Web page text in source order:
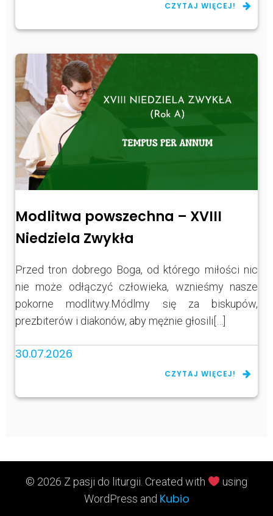
CZYTAJ WIĘCEJ!
Modlitwa powszechna – XVIII
Niedziela Zwykła
Przed tron dobrego Boga, od którego miłości nic
nie może odłączyć człowieka, wznieśmy nasze
pokorne modlitwy.Módlmy się za biskupów,
prezbiterów i diakonów, aby mężnie głosili[…]
30.07.2026
CZYTAJ WIĘCEJ!
© 2026 Z pasji do liturgii. Created with
using
WordPress and Kubio